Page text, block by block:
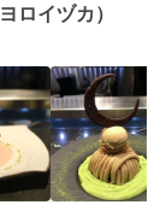
イヅカ）